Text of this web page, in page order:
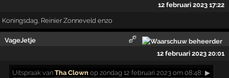
12 februari 2023 17:22
Koningsdag, Reinier Zonneveld enzo
VageJetje
12 februari 2023 20:01
Uitspraak vanTha Clown op zondag 12 februari 2023 om 08:48: ▶